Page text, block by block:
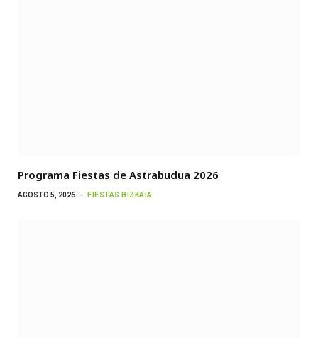
Programa Fiestas de Astrabudua 2026
AGOSTO 5, 2026 FIESTAS BIZKAIA